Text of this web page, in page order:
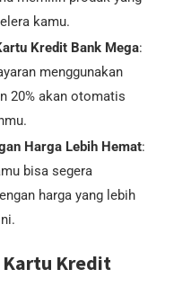
kamu.
Kredit Bank Mega:
menggunakan
20% akan otomatis
Harga Lebih Hemat:
bisa segera
harga yang lebih
Kartu Kredit